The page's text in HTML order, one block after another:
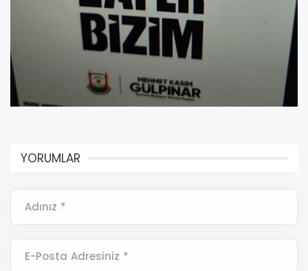
YORUMLAR
Adınız *
E-Posta Adresiniz *